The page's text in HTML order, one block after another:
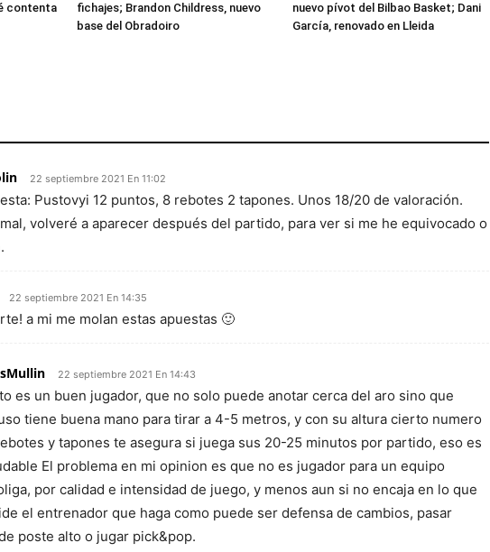
contenta
fichajes; Brandon Childress, nuevo
base del Obradoiro
nuevo pívot del Bilbao Basket; Dani
García, renovado en Lleida
22 septiembre 2021 En 11:02
Pustovyi 12 puntos, 8 rebotes 2 tapones. Unos 18/20 de valoración.
volveré a aparecer después del partido, para ver si me he equivocado o
22 septiembre 2021 En 14:35
a mi me molan estas apuestas 🙂
22 septiembre 2021 En 14:43
es un buen jugador, que no solo puede anotar cerca del aro sino que
tiene buena mano para tirar a 4-5 metros, y con su altura cierto numero
y tapones te asegura si juega sus 20-25 minutos por partido, eso es
El problema en mi opinion es que no es jugador para un equipo
por calidad e intensidad de juego, y menos aun si no encaja en lo que
el entrenador que haga como puede ser defensa de cambios, pasar
poste alto o jugar pick&pop.